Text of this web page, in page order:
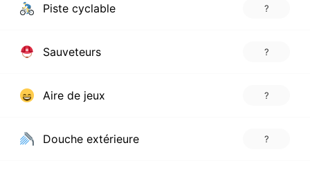
Piste cyclable ?
Sauveteurs ?
Aire de jeux ?
Douche extérieure ?